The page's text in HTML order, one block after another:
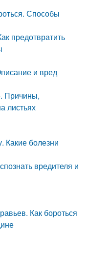
Способы
предотвратить
и вред
Причины,
листьях
Какие болезни
вредителя и
Как бороться